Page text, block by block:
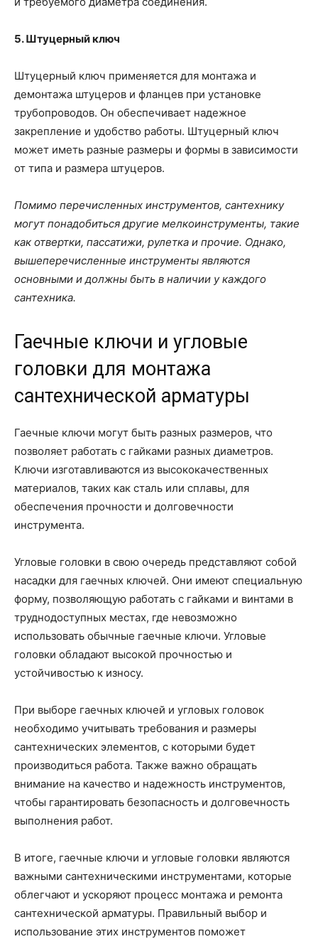
5. Штуцерный ключ
Штуцерный ключ применяется для монтажа и
демонтажа штуцеров и фланцев при установке
трубопроводов. Он обеспечивает надежное
закрепление и удобство работы. Штуцерный ключ
может иметь разные размеры и формы в зависимости
от типа и размера штуцеров.
Помимо перечисленных инструментов, сантехнику
могут понадобиться другие мелкоинструменты, такие
как отвертки, пассатижи, рулетка и прочие. Однако,
вышеперечисленные инструменты являются
основными и должны быть в наличии у каждого
сантехника.
Гаечные ключи и угловые
головки для монтажа
сантехнической арматуры
Гаечные ключи могут быть разных размеров, что
позволяет работать с гайками разных диаметров.
Ключи изготавливаются из высококачественных
материалов, таких как сталь или сплавы, для
обеспечения прочности и долговечности
инструмента.
Угловые головки в свою очередь представляют собой
насадки для гаечных ключей. Они имеют специальную
форму, позволяющую работать с гайками и винтами в
труднодоступных местах, где невозможно
использовать обычные гаечные ключи. Угловые
головки обладают высокой прочностью и
устойчивостью к износу.
При выборе гаечных ключей и угловых головок
необходимо учитывать требования и размеры
сантехнических элементов, с которыми будет
производиться работа. Также важно обращать
внимание на качество и надежность инструментов,
чтобы гарантировать безопасность и долговечность
выполнения работ.
В итоге, гаечные ключи и угловые головки являются
важными сантехническими инструментами, которые
облегчают и ускоряют процесс монтажа и ремонта
сантехнической арматуры. Правильный выбор и
использование этих инструментов поможет